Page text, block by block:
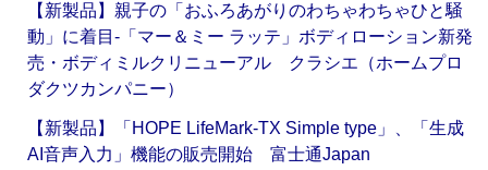
【新製品】親子の「おふろあがりのわちゃわちゃひと騒
動」に着目‐「マー＆ミー ラッテ」ボディローション新発
売・ボディミルクリニューアル クラシエ（ホームプロ
ダクツカンパニー）
【新製品】「HOPE LifeMark-TX Simple type」、「生成
AI音声入力」機能の販売開始 富士通Japan